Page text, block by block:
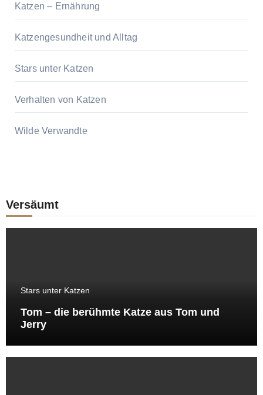
Katzen – Ernährung
Katzengesundheit und Alltag
Stars unter Katzen
Verhalten von Katzen
Wilde Verwandte
Versäumt
Stars unter Katzen
Tom – die berühmte Katze aus Tom und
Jerry